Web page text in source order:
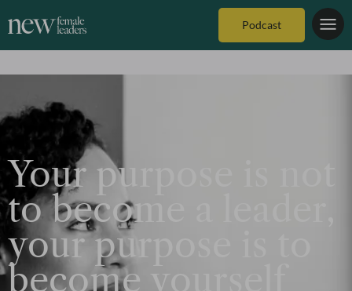
Podcast
Your purpose is not
to become a leader,
your purpose is to
become yourself